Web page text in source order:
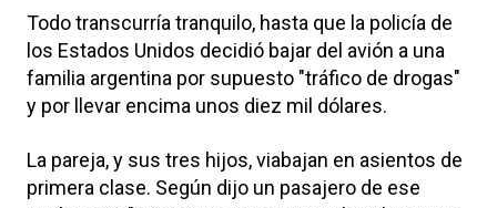
Todo transcurría tranquilo, hasta que la policía de
los Estados Unidos decidió bajar del avión a una
familia argentina por supuesto "tráfico de drogas"
y por llevar encima unos diez mil dólares.
La pareja, y sus tres hijos, viabajan en asientos de
primera clase. Según dijo un pasajero de ese